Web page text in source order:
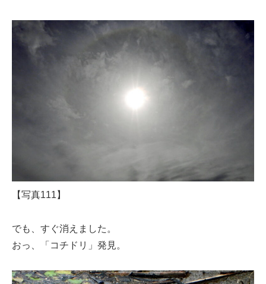
【写真111】
でも、すぐ消えました。
おっ、「コチドリ」発見。